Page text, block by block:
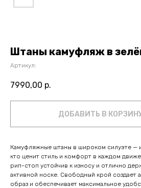
Штаны камуфляж в
Артикул:
7990,00 р.
ДОБАВИТЬ В
Камуфляжные штаны в широком силуэте —
кто ценит стиль и комфорт в каждом
рип-стоп устойчив к износу и отлично
активной носке. Свободный крой создает
образ и обеспечивает максимальное